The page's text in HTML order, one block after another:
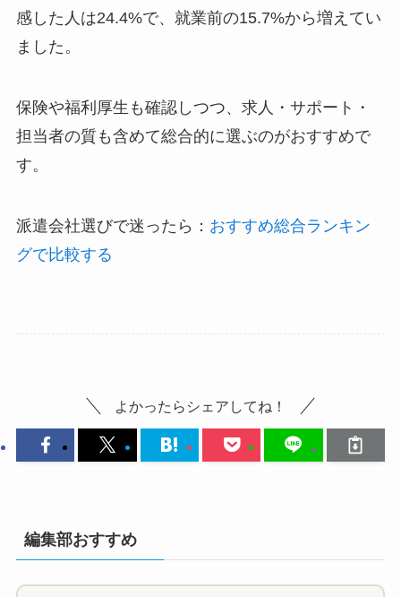
感した人は24.4%で、就業前の15.7%から増えてい
ました。
保険や福利厚生も確認しつつ、求人・サポート・
担当者の質も含めて総合的に選ぶのがおすすめで
す。
派遣会社選びで迷ったら： おすすめ総合ランキン
グで比較する
よかったらシェアしてね！
編集部おすすめ